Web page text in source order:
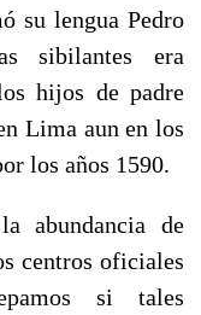
su lengua Pedro
sibilantes era
hijos de padre
Lima aun en los
los años 1590.
de
centros oficiales
si tales